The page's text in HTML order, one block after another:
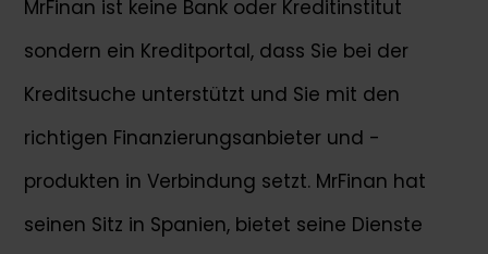
MrFinan ist keine Bank oder Kreditinstitut
sondern ein Kreditportal, dass Sie bei der
Kreditsuche unterstützt und Sie mit den
richtigen Finanzierungsanbieter und -
produkten in Verbindung setzt. MrFinan hat
seinen Sitz in Spanien, bietet seine Dienste